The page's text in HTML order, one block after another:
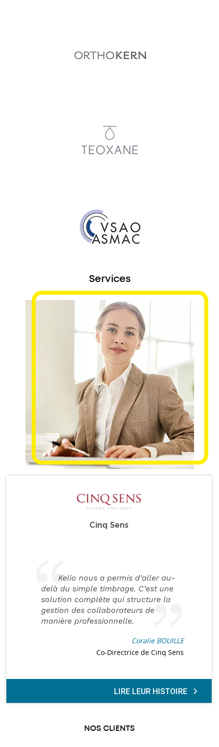
Services
Cinq Sens
Kelio nous a permis d’aller au-
delà du simple timbrage. C’est une
solution complète qui structure la
gestion des collaborateurs de
manière professionnelle.
Coralie BOUILLE
Co-Directrice de Cinq Sens
LIRE LEUR HISTOIRE
NOS CLIENTS